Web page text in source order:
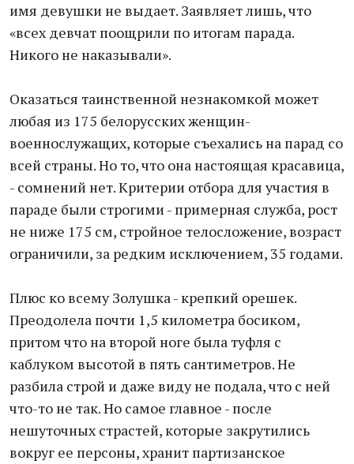
имя девушки не выдает. Заявляет лишь, что
«всех девчат поощрили по итогам парада.
Никого не наказывали».
Оказаться таинственной незнакомкой может
любая из 175 белорусских женщин-
военнослужащих, которые съехались на парад со
всей страны. Но то, что она настоящая красавица,
- сомнений нет. Критерии отбора для участия в
параде были строгими - примерная служба, рост
не ниже 175 см, стройное телосложение, возраст
ограничили, за редким исключением, 35 годами.
Плюс ко всему Золушка - крепкий орешек.
Преодолела почти 1,5 километра босиком,
притом что на второй ноге была туфля с
каблуком высотой в пять сантиметров. Не
разбила строй и даже виду не подала, что с ней
что-то не так. Но самое главное - после
нешуточных страстей, которые закрутились
вокруг ее персоны, хранит партизанское